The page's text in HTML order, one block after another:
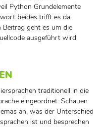
Python Grundelemente
beides trifft es da
Beitrag geht es um die
ausgeführt wird.
traditionell in die
eingeordnet. Schauen
an, was der Unterschied
ist und besprechen